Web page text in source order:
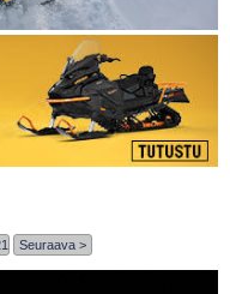
Seuraava >